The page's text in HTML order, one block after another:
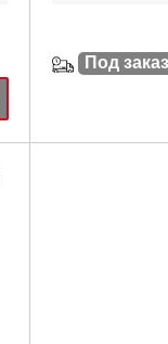
Под заказ